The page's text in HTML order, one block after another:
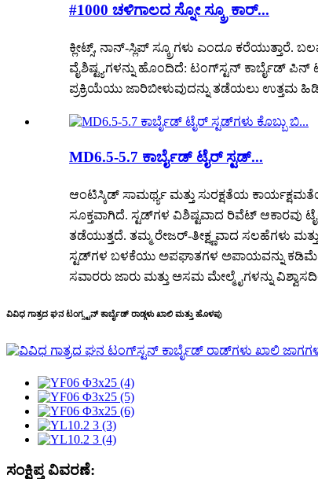
#1000 ಚಳಿಗಾಲದ ಸ್ನೋ ಸ್ಕ್ರೂ ಕಾರ್...
ಕ್ಲೀಟ್ಸ್, ನಾನ್-ಸ್ಲಿಪ್ ಸ್ಕ್ರೂಗಳು ಎಂದೂ
ವೈಶಿಷ್ಟ್ಯಗಳನ್ನು ಹೊಂದಿದೆ: ಟಂಗ್‌ಸ್ಟನ್ ಕಾರ್ಬೈಡ್
ಪ್ರಕ್ರಿಯೆಯು ಜಾರಿಬೀಳುವುದನ್ನು ತಡೆಯಲು ಉತ್ತಮ
MD6.5-5.7 ಕಾರ್ಬೈಡ್ ಟೈರ್ ಸ್ಟಡ್...
ಆಂಟಿಸ್ಕಿಡ್ ಸಾಮರ್ಥ್ಯ ಮತ್ತು ಸುರಕ್ಷತೆಯ
ಸೂಕ್ತವಾಗಿದೆ. ಸ್ಟಡ್‌ಗಳ ವಿಶಿಷ್ಟವಾದ ರಿವೆಟ್ ಆಕಾರವು
ತಡೆಯುತ್ತದೆ. ತಮ್ಮ ರೇಜರ್-ತೀಕ್ಷ್ಣವಾದ ಸಲಹೆಗಳು
ಸ್ಟಡ್‌ಗಳ ಬಳಕೆಯು ಅಪಘಾತಗಳ ಅಪಾಯವನ್ನು ಕಡಿಮೆ
ಸವಾರರು ಜಾರು ಮತ್ತು ಅಸಮ ಮೇಲ್ಮೈಗಳನ್ನು
ವಿವಿಧ ಗಾತ್ರದ ಘನ ಟಂಗ್ಸ್ಟನ್ ಕಾರ್ಬೈಡ್ ರಾಡ್ಗಳು ಖಾಲಿ ಮತ್ತು ಹೊಳಪು
ಸಂಕ್ಷಿಪ್ತ ವಿವರಣೆ: